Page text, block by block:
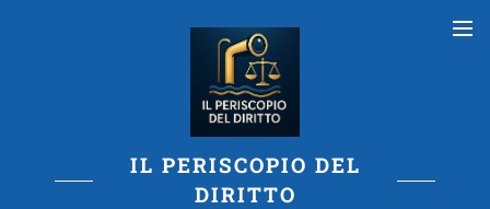
IL PERISCOPIO DEL
DIRITTO